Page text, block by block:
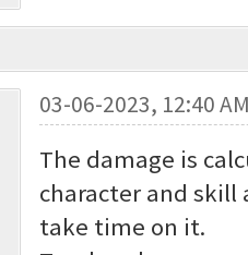
03-06-2023, 12:40
The damage is
character and skill
take time on it.